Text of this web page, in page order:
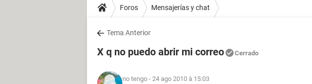
Foros Mensajerías y chat
Tema Anterior
X q no puedo abrir mi correo Cerrado
no tengo - 24 ago 2010 à 15:03